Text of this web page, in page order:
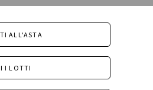
ALL'ASTA
I LOTTI